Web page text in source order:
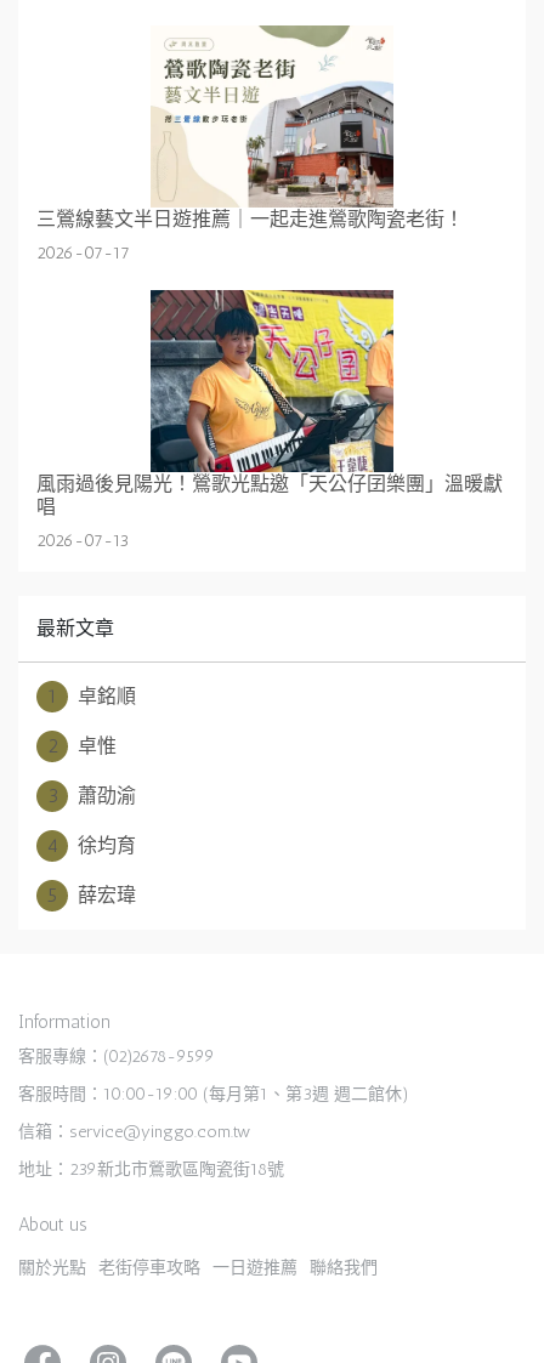
三鶯線藝文半日遊推薦｜一起走進鶯歌陶瓷老街！
2026-07-17
風雨過後見陽光！鶯歌光點邀「天公仔囝樂團」溫暖獻
唱
2026-07-13
最新文章
1 卓銘順
2 卓惟
3 蕭劭渝
4 徐均育
5 薛宏瑋
Information
客服專線：(02)2678-9599
客服時間：10:00-19:00 (每月第1、第3週 週二館休)
信箱：service@yinggo.com.tw
地址：239新北市鶯歌區陶瓷街18號
About us
關於光點 老街停車攻略 一日遊推薦 聯絡我們